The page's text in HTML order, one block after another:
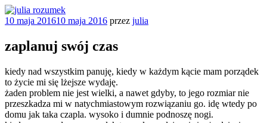
Przejdź
do
Opublikowane
10 maja 201610 maja 2016 przez julia
zaplanuj swój czas
kiedy nad wszystkim panuję, kiedy w każdym kącie mam porządek
to życie mi się lżejsze wydaję.
żaden problem nie jest wielki, a nawet gdyby, to jego rozmiar nie
przeszkadza mi w natychmiastowym rozwiązaniu go. idę wtedy po
domu jak taka czapla. wysoko i dumnie podnoszę nogi.